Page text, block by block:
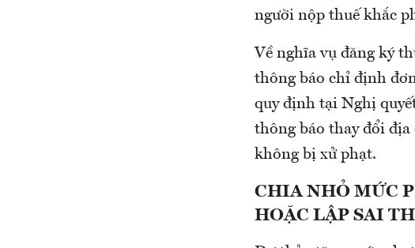
người nộp thuế khắc
Về nghĩa vụ đăng ký
thông báo chỉ định
quy định tại Nghị
thông báo thay đổi
không bị xử phạt.
CHIA NHỎ MỨC
HOẶC LẬP SAI